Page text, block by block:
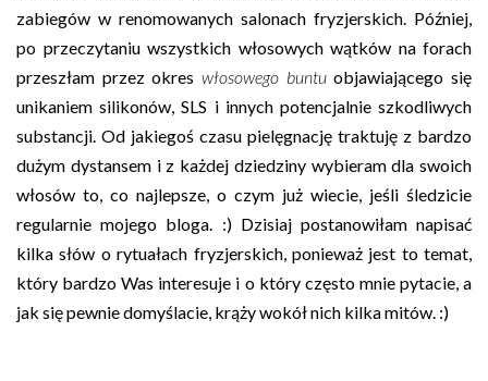
zabiegów w renomowanych salonach fryzjerskich. Później,
po przeczytaniu wszystkich włosowych wątków na forach
przeszłam przez okres włosowego buntuobjawiającego się
unikaniem silikonów, SLS i innych potencjalnie szkodliwych
substancji. Od jakiegoś czasu pielęgnację traktuję z bardzo
dużym dystansem i z każdej dziedziny wybieram dla swoich
włosów to, co najlepsze, o czym już wiecie, jeśli śledzicie
regularnie mojego bloga. :) Dzisiaj postanowiłam napisać
kilka słów o rytuałach fryzjerskich, ponieważ jest to temat,
który bardzo Was interesuje i o który często mnie pytacie, a
jak się pewnie domyślacie, krąży wokół nich kilka mitów. :)